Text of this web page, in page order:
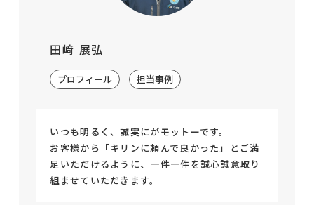
田﨑 展弘
プロフィール 担当事例
いつも明るく、誠実にがモットーです。
お客様から「キリンに頼んで良かった」とご満
足いただけるように、一件一件を誠心誠意取り
組ませていただきます。